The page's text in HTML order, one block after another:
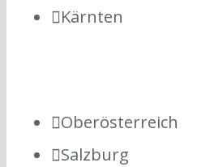
Kärnten
Oberösterreich
Salzburg